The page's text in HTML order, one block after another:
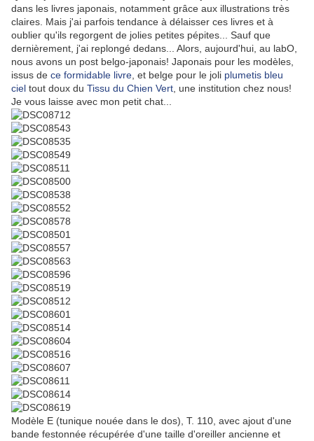
dans les livres japonais, notamment grâce aux illustrations très
claires. Mais j'ai parfois tendance à délaisser ces livres et à
oublier qu'ils regorgent de jolies petites pépites... Sauf que
dernièrement, j'ai replongé dedans... Alors, aujourd'hui, au labO,
nous avons un post belgo-japonais! Japonais pour les modèles,
issus de ce formidable livre , et belge pour le joli plumetis bleu
ciel tout doux du Tissu du Chien Vert , une institution chez nous!
Je vous laisse avec mon petit chat...
Modèle E (tunique nouée dans le dos), T. 110, avec ajout d'une
bande festonnée récupérée d'une taille d'oreiller ancienne et